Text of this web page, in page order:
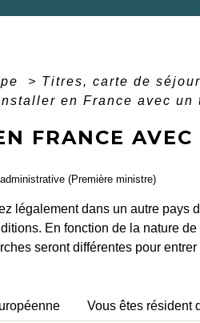
> Titres, carte de
en France avec un
FRANCE
(Première ministre)
légalement dans un autre pays
En fonction de la nature
seront différentes pour
Vous êtes résident